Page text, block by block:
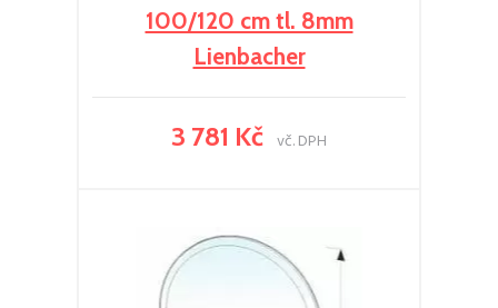
100/120 cm tl. 8mm
Lienbacher
3 781 Kč vč. DPH